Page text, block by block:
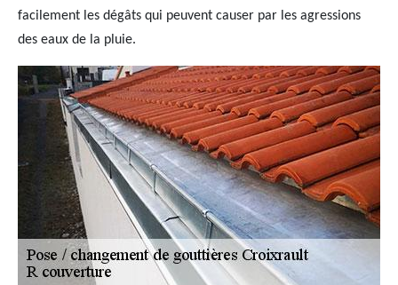
facilement les dégâts qui peuvent causer par les agressions
des eaux de la pluie.